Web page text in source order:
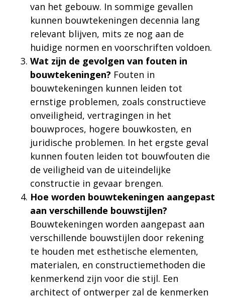
van het gebouw. In sommige gevallen
kunnen bouwtekeningen decennia lang
relevant blijven, mits ze nog aan de
huidige normen en voorschriften voldoen.
Wat zijn de gevolgen van fouten in
bouwtekeningen? Fouten in
bouwtekeningen kunnen leiden tot
ernstige problemen, zoals constructieve
onveiligheid, vertragingen in het
bouwproces, hogere bouwkosten, en
juridische problemen. In het ergste geval
kunnen fouten leiden tot bouwfouten die
de veiligheid van de uiteindelijke
constructie in gevaar brengen.
Hoe worden bouwtekeningen aangepast
aan verschillende bouwstijlen?
Bouwtekeningen worden aangepast aan
verschillende bouwstijlen door rekening
te houden met esthetische elementen,
materialen, en constructiemethoden die
kenmerkend zijn voor die stijl. Een
architect of ontwerper zal de kenmerken